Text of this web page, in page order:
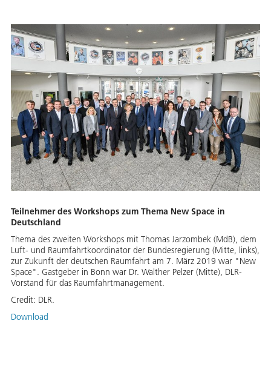
Teilnehmer des Workshops zum Thema New Space in
Deutschland
Thema des zweiten Workshops mit Thomas Jarzombek (MdB), dem
Luft- und Raumfahrtkoordinator der Bundesregierung (Mitte, links),
zur Zukunft der deutschen Raumfahrt am 7. März 2019 war "New
Space". Gastgeber in Bonn war Dr. Walther Pelzer (Mitte), DLR-
Vorstand für das Raumfahrtmanagement.
Credit: DLR.
Download